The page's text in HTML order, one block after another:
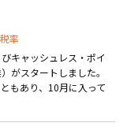
率
キャッシュレス・ポイ
がスタートしました。
もあり、10月に入って